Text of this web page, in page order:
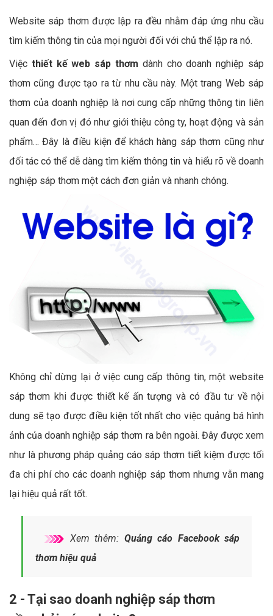
Website sáp thơm được lập ra đều nhằm đáp ứng nhu cầu
tìm kiếm thông tin của mọi người đối với chủ thể lập ra nó.
Việc thiết kế web sáp thơm dành cho doanh nghiệp sáp
thơm cũng được tạo ra từ nhu cầu này. Một trang Web sáp
thơm của doanh nghiệp là nơi cung cấp những thông tin liên
quan đến đơn vị đó như giới thiệu công ty, hoạt động và sản
phẩm… Đây là điều kiện để khách hàng sáp thơm cũng như
đối tác có thể dễ dàng tìm kiếm thông tin và hiểu rõ về doanh
nghiệp sáp thơm một cách đơn giản và nhanh chóng.
Không chỉ dừng lại ở việc cung cấp thông tin, một website
sáp thơm khi được thiết kế ấn tượng và có đầu tư về nội
dung sẽ tạo được điều kiện tốt nhất cho việc quảng bá hình
ảnh của doanh nghiệp sáp thơm ra bên ngoài. Đây được xem
như là phương pháp quảng cáo sáp thơm tiết kiệm được tối
đa chi phí cho các doanh nghiệp sáp thơm nhưng vẫn mang
lại hiệu quả rất tốt.
Xem thêm: Quảng cáo Facebook sáp
thơm hiệu quả
2 - Tại sao doanh nghiệp sáp thơm